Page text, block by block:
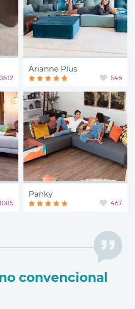
convencional
3612
Arianne Plus
546
Panky
467